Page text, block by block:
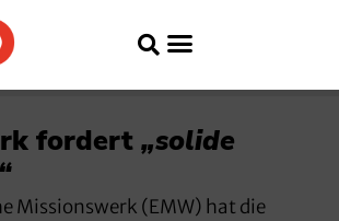
fordert „solide
Missionswerk (EMW) hat die